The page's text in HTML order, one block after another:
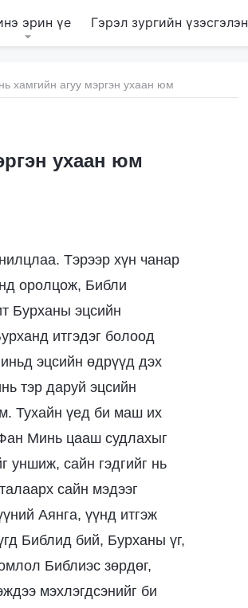
эрин үе Гэрэл зургийн үзэсгэлэн
хамгийн агуу мэргэн ухаан юм
ухаан юм
Тэрээр хүн чанар
оролцож, Библи
Бурханы эцсийн
итгэдэг болоод
эцсийн өдрүүд дэх
тэр даруй эцсийн
Тухайн үед би маш их
Минь цааш судлахыг
уншиж, сайн гэдгийг нь
сайн мэдээг
Аянга, үүнд итгэж
Библид бий, Бурханы үг,
Библиэс зөрдөг,
мэхлэгдсэнийг би